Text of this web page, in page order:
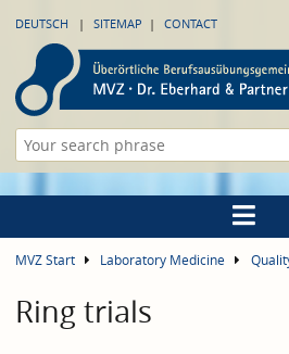
DEUTSCH SITEMAP CONTACT
MVZ Start Laboratory Medicine
Ring trials